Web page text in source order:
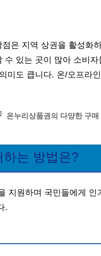
은 지역 상권을 활성화
수 있는 곳이 많아 소비
미도 큽니다. 온/오프라
온누리상품권의 다양한 구
하는 방법은?
지원하며 국민들에게
.